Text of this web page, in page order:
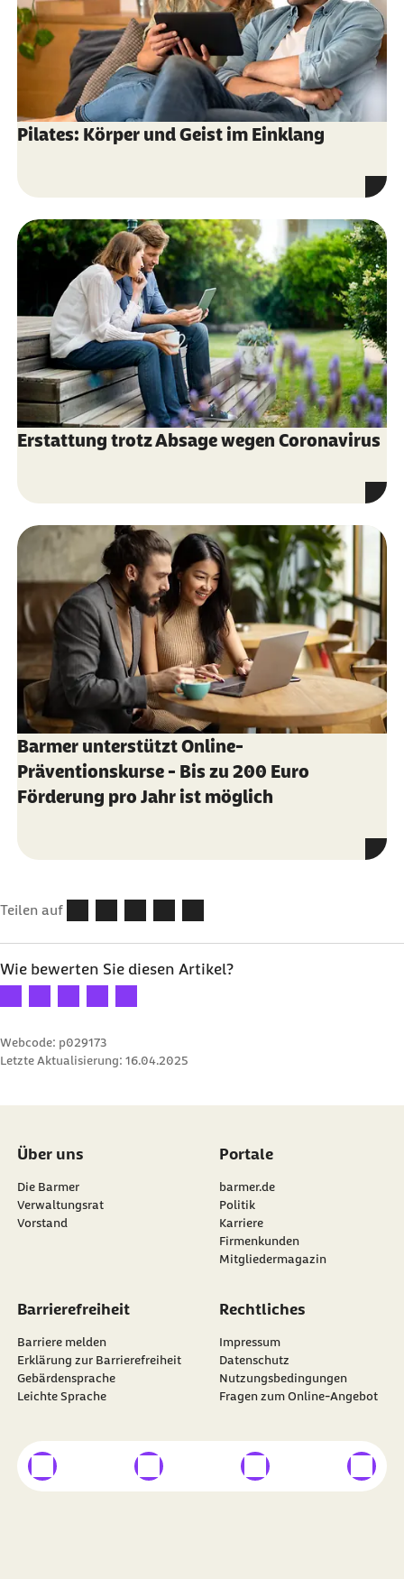
Pilates: Körper und Geist im Einklang
Erstattung trotz Absage wegen Coronavirus
Barmer unterstützt Online-
Präventionskurse - Bis zu 200 Euro
Förderung pro Jahr ist möglich
Teilen auf
Wie bewerten Sie diesen Artikel?
Ihre Bewertung: 1 Stern
Ihre Bewertung: 2 Sterne
Ihre Bewertung: 3 Sterne
Ihre Bewertung: 4 Sterne
Ihre Bewertung: 5 Sterne
Webcode: p029173
Letzte Aktualisierung: 16.04.2025
Über uns
Die Barmer
Verwaltungsrat
Vorstand
Portale
barmer.de
Politik
Karriere
Firmenkunden
Mitgliedermagazin
Barrierefreiheit
Barriere melden
Erklärung zur Barrierefreiheit
Gebärdensprache
Leichte Sprache
Rechtliches
Impressum
Datenschutz
Nutzungsbedingungen
Fragen zum Online-Angebot
Besuchen Sie dieBARMER auf
externer Link externer Link externer Link